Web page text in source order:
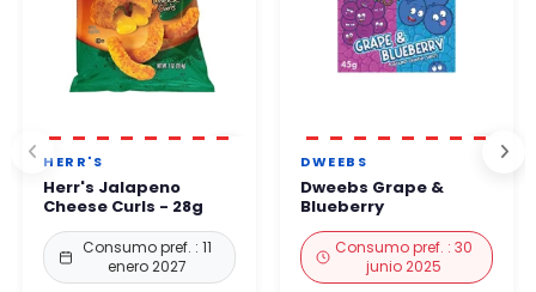
HERR'S
Herr's Jalapeno
Cheese Curls - 28g
Consumo pref. : 11
enero 2027
DWEEBS
Dweebs Grape &
Blueberry
Consumo pref. : 30
junio 2025